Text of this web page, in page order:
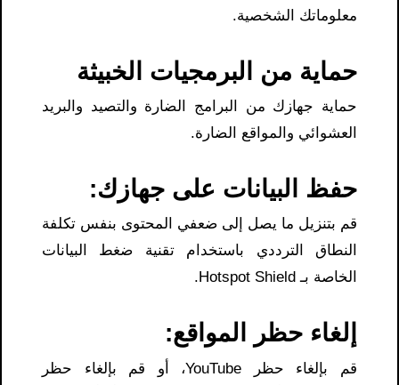
معلوماتك الشخصية.
حماية من البرمجيات الخبيثة
حماية جهازك من البرامج الضارة والتصيد والبريد
العشوائي والمواقع الضارة.
حفظ البيانات على جهازك:
قم بتنزيل ما يصل إلى ضعفي المحتوى بنفس تكلفة
النطاق الترددي باستخدام تقنية ضغط البيانات
الخاصة بـ Hotspot Shield.
إلغاء حظر المواقع:
قم بإلغاء حظر YouTube، أو قم بإلغاء حظر